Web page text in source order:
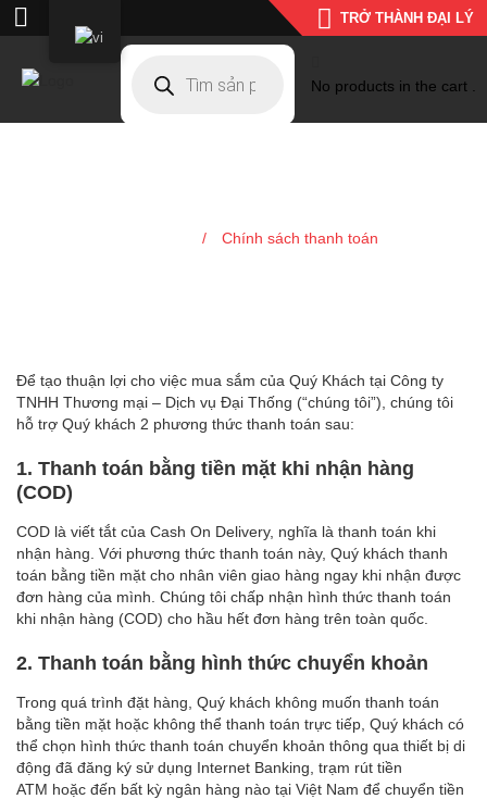
TRỞ THÀNH ĐẠI LÝ
No products in the cart .
/ Chính sách thanh toán
Để tạo thuận lợi cho việc mua sắm của Quý Khách tại Công ty
TNHH Thương mại – Dịch vụ Đại Thống (“chúng tôi”), chúng tôi
hỗ trợ Quý khách 2 phương thức thanh toán sau:
1. Thanh toán bằng tiền mặt khi nhận hàng
(COD)
COD là viết tắt của Cash On Delivery, nghĩa là thanh toán khi
nhận hàng. Với phương thức thanh toán này, Quý khách thanh
toán bằng tiền mặt cho nhân viên giao hàng ngay khi nhận được
đơn hàng của mình. Chúng tôi chấp nhận hình thức thanh toán
khi nhận hàng (COD) cho hầu hết đơn hàng trên toàn quốc.
2. Thanh toán bằng hình thức chuyển khoản
Trong quá trình đặt hàng, Quý khách không muốn thanh toán
bằng tiền mặt hoặc không thể thanh toán trực tiếp, Quý khách có
thể chọn hình thức thanh toán chuyển khoản thông qua thiết bị di
động đã đăng ký sử dụng Internet Banking, trạm rút tiền
ATM hoặc đến bất kỳ ngân hàng nào tại Việt Nam để chuyển tiền